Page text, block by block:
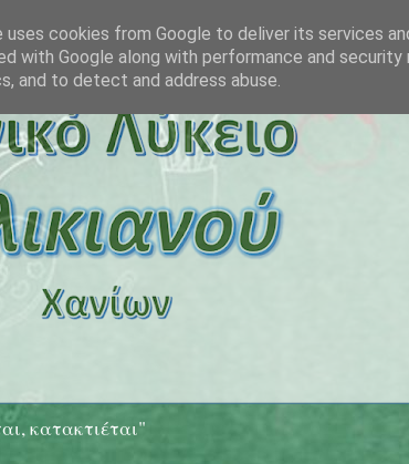
κατακτιέται"
uses cookies from Google to deliver its services
with Google along with performance and
and to detect and address abuse.